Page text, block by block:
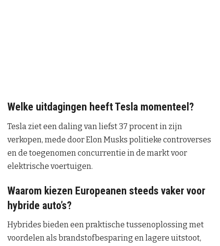
Welke uitdagingen heeft Tesla momenteel?
Tesla ziet een daling van liefst 37 procent in zijn
verkopen, mede door Elon Musks politieke controverses
en de toegenomen concurrentie in de markt voor
elektrische voertuigen.
Waarom kiezen Europeanen steeds vaker voor
hybride auto’s?
Hybrides bieden een praktische tussenoplossing met
voordelen als brandstofbesparing en lagere uitstoot,